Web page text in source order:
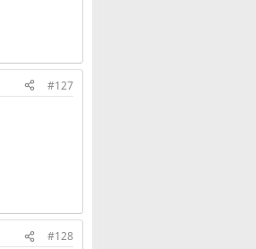
#127
#128